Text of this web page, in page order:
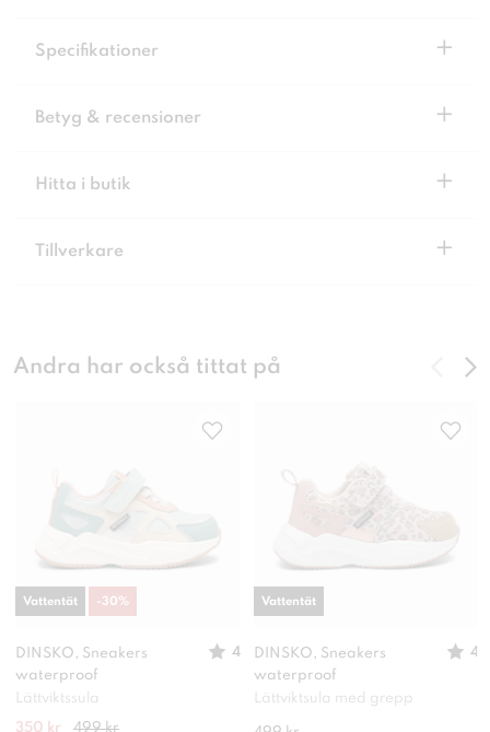
Specifikationer +
Betyg & recensioner +
Hitta i butik +
Tillverkare +
Andra har också tittat på
DINSKO, Sneakers
waterproof
4
Lättviktssula
350 kr 499 kr
Vattentät -30%
DINSKO, Sneakers
waterproof
4
Lättviktsula med grepp
Vattentät